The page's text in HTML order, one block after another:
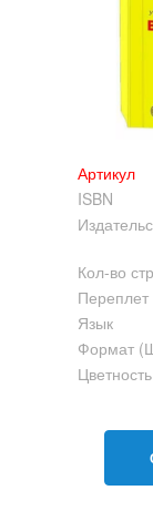
Артикул
ISBN
Кол-во
Переплет
Язык
Формат
Цветность